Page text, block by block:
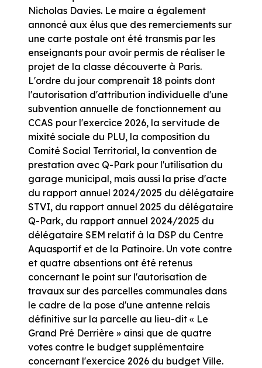
Nicholas Davies. Le maire a également
annoncé aux élus que des remerciements sur
une carte postale ont été transmis par les
enseignants pour avoir permis de réaliser le
projet de la classe découverte à Paris.
L'ordre du jour comprenait 18 points dont
l'autorisation d'attribution individuelle d'une
subvention annuelle de fonctionnement au
CCAS pour l'exercice 2026, la servitude de
mixité sociale du PLU, la composition du
Comité Social Territorial, la convention de
prestation avec Q-Park pour l'utilisation du
garage municipal, mais aussi la prise d'acte
du rapport annuel 2024/2025 du délégataire
STVI, du rapport annuel 2025 du délégataire
Q-Park, du rapport annuel 2024/2025 du
délégataire SEM relatif à la DSP du Centre
Aquasportif et de la Patinoire. Un vote contre
et quatre absentions ont été retenus
concernant le point sur l'autorisation de
travaux sur des parcelles communales dans
le cadre de la pose d'une antenne relais
définitive sur la parcelle au lieu-dit « Le
Grand Pré Derrière » ainsi que de quatre
votes contre le budget supplémentaire
concernant l'exercice 2026 du budget Ville.